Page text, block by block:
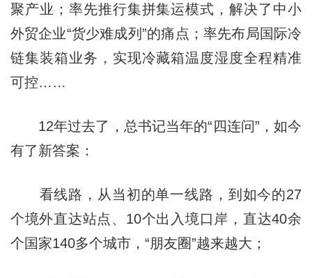
聚产业；率先推行集拼集运模式，解决了中小
外贸企业“货少难成列”的痛点；率先布局国际冷
链集装箱业务，实现冷藏箱温度湿度全程精准
可控……
12年过去了，总书记当年的“四连问”，如今
有了新答案：
看线路，从当初的单一线路，到如今的27
个境外直达站点、10个出入境口岸，直达40余
个国家140多个城市，“朋友圈”越来越大；